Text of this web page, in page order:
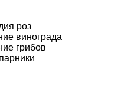
роз
винограда
грибов